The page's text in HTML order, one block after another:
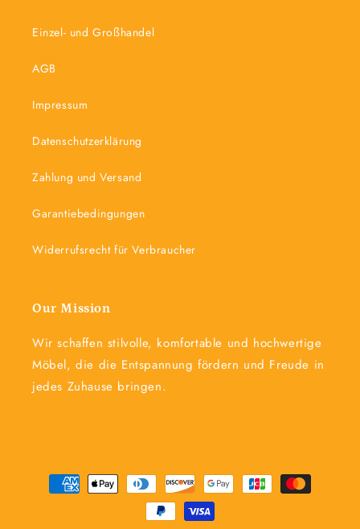
Einzel- und Großhandel
AGB
Impressum
Datenschutzerklärung
Zahlung und Versand
Garantiebedingungen
Widerrufsrecht für Verbraucher
Our Mission
Wir schaffen stilvolle, komfortable und hochwertige
Möbel, die die Entspannung fördern und Freude in
jedes Zuhause bringen.
Zahlungsmethoden